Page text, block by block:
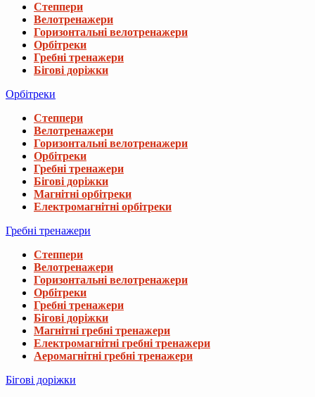
Степпери
Велотренажери
Горизонтальні велотренажери
Орбітреки
Гребні тренажери
Бігові доріжки
Орбітреки
Степпери
Велотренажери
Горизонтальні велотренажери
Орбітреки
Гребні тренажери
Бігові доріжки
Магнітні орбітреки
Електромагнітні орбітреки
Гребні тренажери
Степпери
Велотренажери
Горизонтальні велотренажери
Орбітреки
Гребні тренажери
Бігові доріжки
Магнітні гребні тренажери
Електромагнітні гребні тренажери
Аеромагнітні гребні тренажери
Бігові доріжки